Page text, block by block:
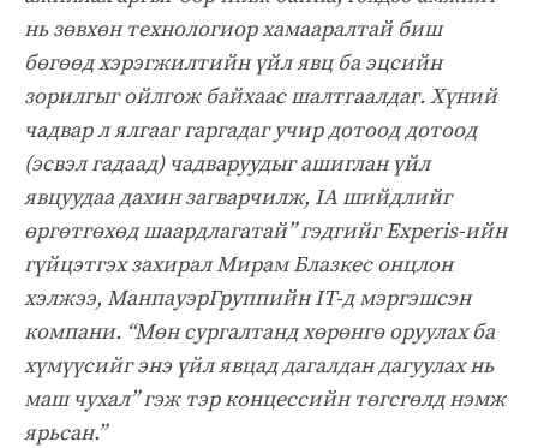
нь зөвхөн технологиор хамааралтай биш
бөгөөд хэрэгжилтийн үйл явц ба эцсийн
зорилгыг ойлгож байхаас шалтгаалдаг. Хүний
чадвар л ялгааг гаргадаг учир дотоод дотоод
(эсвэл гадаад) чадваруудыг ашиглан үйл
явцуудаа дахин загварчилж, IA шийдлийг
өргөтгөхөд шаардлагатай” гэдгийг Experis-ийн
гүйцэтгэх захирал Мирам Блазкес онцлон
хэлжээ, МанпауэрГруппийн IT-д мэргэшсэн
компани. “Мөн сургалтанд хөрөнгө оруулах ба
хүмүүсийг энэ үйл явцад дагалдан дагуулах нь
маш чухал” гэж тэр концессийн төгсгөлд нэмж
ярьсан.”